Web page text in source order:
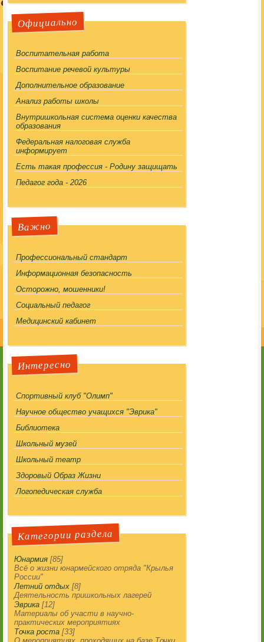
Официально
Воспитательная работа
Воспитание речевой культуры
Дополнительное образование
Анализ работы школы
Внутришкольная система оценки качества
образования
Федеральная налоговая служба
информирует
Есть такая профессия - Родину защищать
Педагог года - 2026
Важно
Профессиональный стандарт
Информационная безопасность
Осторожно, мошенники!
Социальный педагог
Медицинский кабинет
Интересно
Спортивный клуб "Олимп"
Научное общество учащихся "Эврика"
Библиотека
Школьный музей
Школьный театр
Здоровый Образ Жизни
Логопедическая служба
Категории раздела
Юнармия [85]
Всё о жизни юнармейского отряда "Крылья
России"
Летний отдых [8]
Деятельность пришкольных лагерей
Эврика [12]
Материалы об участи в научно-
практических мероприятиях
Точка роста [33]